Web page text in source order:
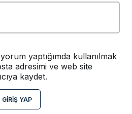
yaptığımda kullanılmak
adresimi ve web site
kaydet.
GIRIŞ YAP